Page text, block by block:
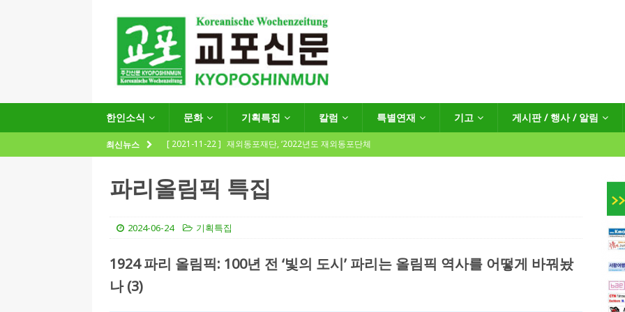
한인소식 문화 기획특집 칼럼 특별연재 기고 게시판 / 행사 / 알림
최신뉴스 [ 2021-11-22 ] 재외동포재단, ‘2022년도 재외동포단체
[ 2021-09-24 ]
함부르크한인회
(12.14일 기준)
게시판 / 행사 / 알림
[ 2026-07-27 ] KIST 유럽연구소 30돌…“한-EU 협력 ‘가교’ 넘어 혁신 거점으로” 한인소식
파리올림픽 특집
2024-06-24 기획특집
1924 파리 올림픽: 100년 전 ‘빛의 도시’ 파리는 올림픽 역사를 어떻게 바꿔놨
나 (3)